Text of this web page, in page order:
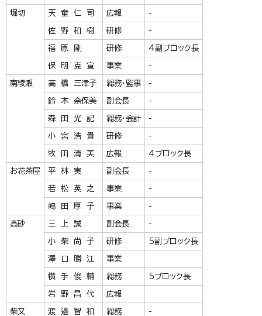
堀切 天 童 仁 司 広報 -
佐 野 和 樹 研修 -
福 原 剛 研修 4副ブロック長
保 明 克 宣 事業 -
南綾瀬 高 橋 三津子 総務・監事 -
鈴 木 奈保美 副会長 -
森 田 光 記 総務・会計 -
小 宮 浩 貴 研修 -
牧 田 清 美 広報 4ブロック長
お花茶屋 平 林 実 副会長 -
若 松 英 之 事業 -
嶋 田 厚 子 事業 -
高砂 三 上 誠 副会長 -
小 柴 尚 子 研修 5副ブロック長
澤 口 勝 江 事業
横 手 俊 輔 総務 5ブロック長
岩 野 昌 代 広報
柴又 渡 邉 智 和 総務 -